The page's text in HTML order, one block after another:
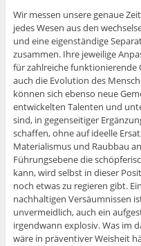
Wir messen unsere genaue
jedes Wesen aus den
und eine eigenständige
zusammen. Ihre jeweilige
für zahlreiche funktionierende
auch die Evolution des
können sich ebenso neue
entwickelten Talenten und
sind, in gegenseitiger
schaffen, ohne auf ideelle
Materialismus und Raubbau
Führungsebene die
kann, wird selbst in dieser
noch etwas zu regieren gibt.
nachhaltigen Versäumnissen
unvermeidlich, auch ein
irgendwann explosiv. Was im
wäre in präventiver Weisheit